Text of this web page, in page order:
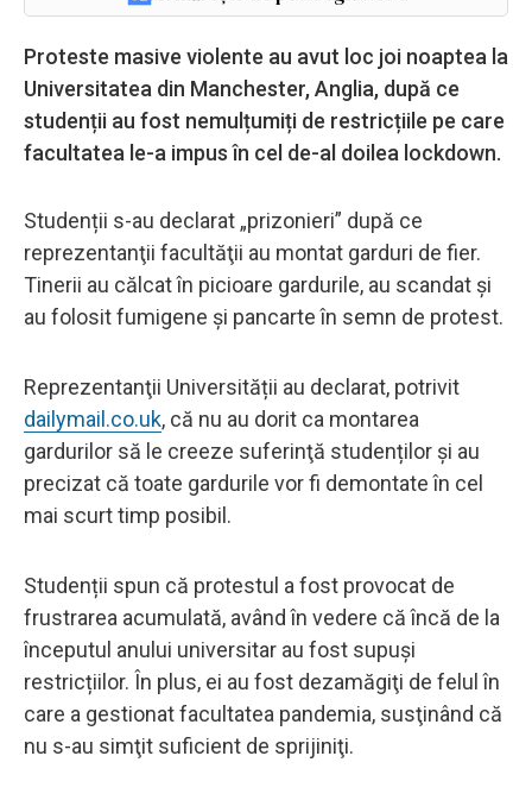
Proteste masive violente au avut loc joi noaptea la
Universitatea din Manchester, Anglia, după ce
studenții au fost nemulțumiți de restricțiile pe care
facultatea le-a impus în cel de-al doilea lockdown.
Studenții s-au declarat „prizonieri” după ce
reprezentanţii facultăţii au montat garduri de fier.
Tinerii au călcat în picioare gardurile, au scandat şi
au folosit fumigene şi pancarte în semn de protest.
Reprezentanţii Universității au declarat, potrivit
dailymail.co.uk, că nu au dorit ca montarea
gardurilor să le creeze suferinţă studenților și au
precizat că toate gardurile vor fi demontate în cel
mai scurt timp posibil.
Studenții spun că protestul a fost provocat de
frustrarea acumulată, având în vedere că încă de la
începutul anului universitar au fost supuși
restricțiilor. În plus, ei au fost dezamăgiţi de felul în
care a gestionat facultatea pandemia, susţinând că
nu s-au simţit suficient de sprijiniţi.